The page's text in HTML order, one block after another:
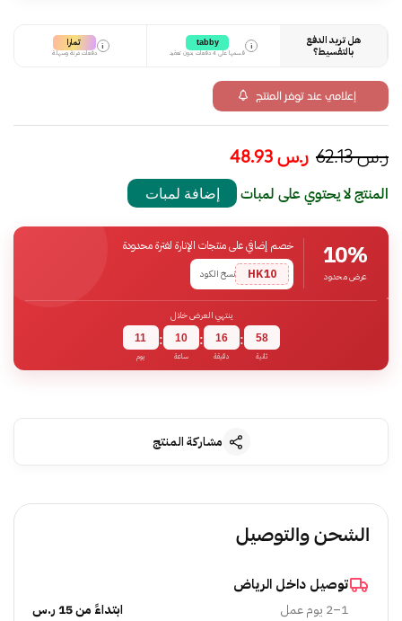
هل تريد الدفع
بالتقسيط؟
i
tabby
قسمها على 4 دفعات بدون تعقيد
i تمارا
دفعات مرنة وسهلة
إعلامي عند توفر المنتج
ر.س62.13 ر.س
المنتج لا يحتوي على لمبات إضافة لمبات
10%
عرض محدود
خصم إضافي على منتجات الإنارة لفترة محدودة
HK10
نسخ الكود
ينتهي العرض خلال
11
يوم
: 10
ساعة
: 16
دقيقة
: 57
ثانية
مشاركة المنتج
الشحن والتوصيل
توصيل داخل الرياض
1–2 يوم عمل
ابتداءً من 15 ر.س